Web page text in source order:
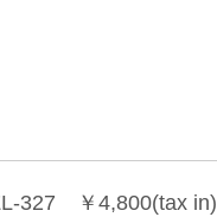
327 ￥4,800(tax in)